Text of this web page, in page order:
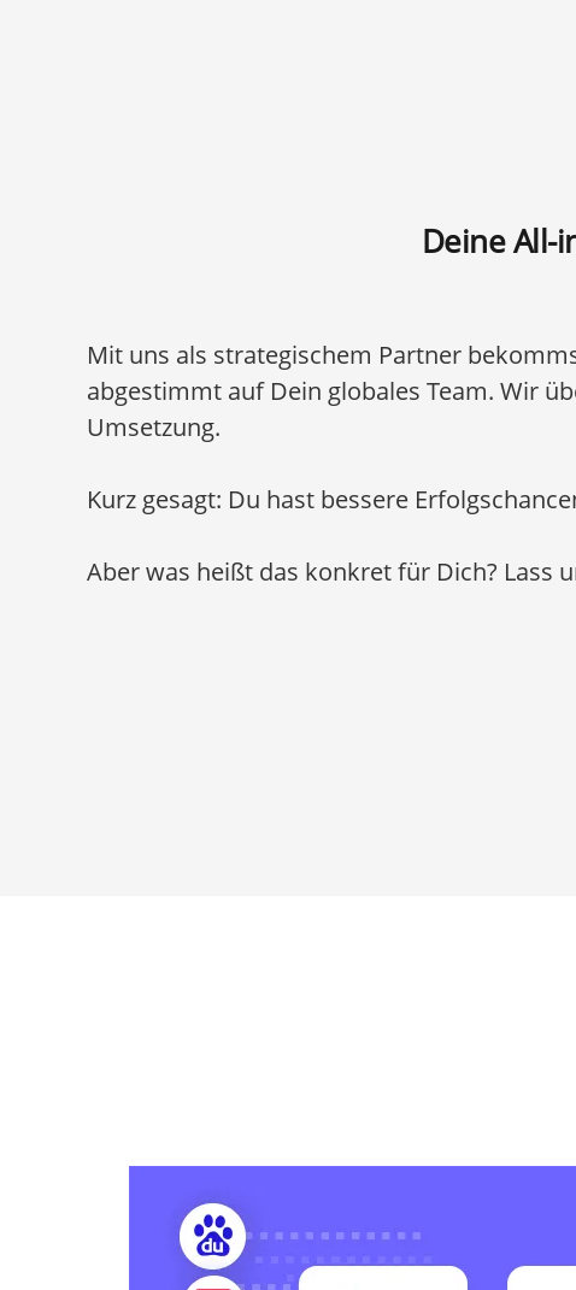
Deine All-
Mit uns als strategischem Partner
abgestimmt auf Dein globales Team. Wir
Umsetzung.
Kurz gesagt: Du hast bessere
Aber was heißt das konkret für Dich? Lass